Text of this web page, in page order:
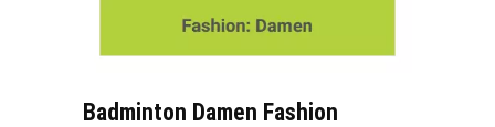
Badminton Damen Fashion